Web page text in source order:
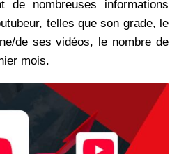
de nombreuses informations
telles que son grade, le
de ses vidéos, le nombre de
mois.